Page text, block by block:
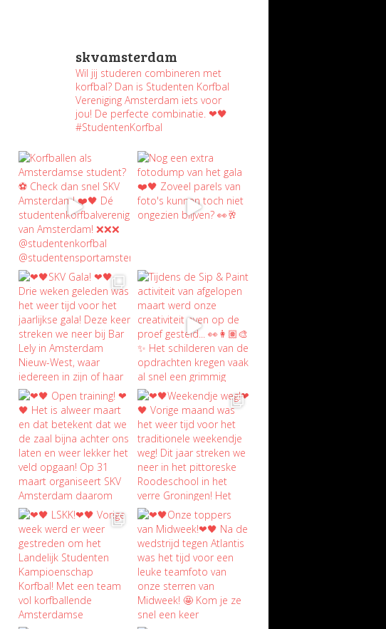
skvamsterdam
Wil jij studeren combineren met
korfbal? Dan is Studenten Korfbal
Vereniging Amsterdam iets voor
jou! De perfecte combinatie. ❤🖤
#StudentenKorfbal